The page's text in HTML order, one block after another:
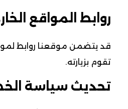
روابط المواقع
قد يتضمن موقعنا روابط
تقوم بزيارته.
تحديث سياسة